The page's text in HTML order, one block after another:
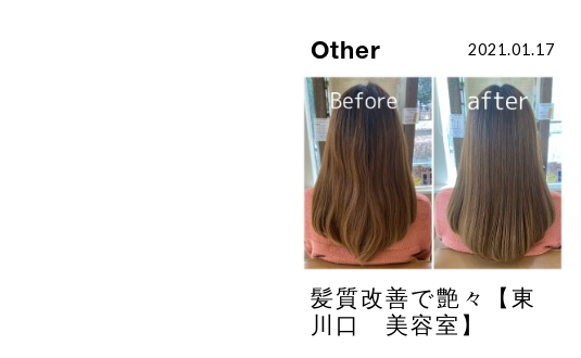
Other 2021.01.17
髪質改善で艶々【東
川口 美容室】